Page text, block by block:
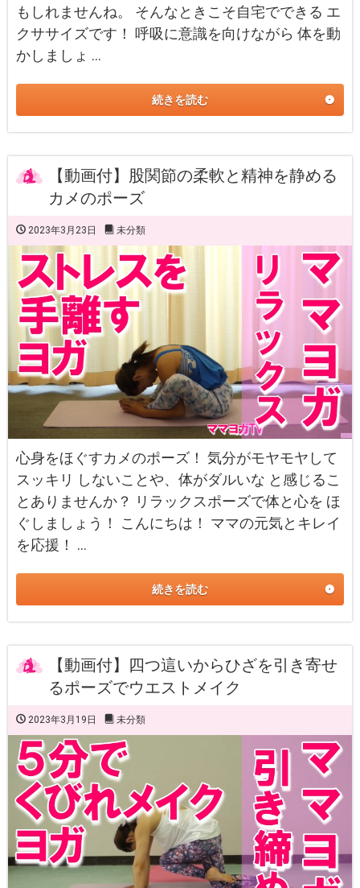
もしれませんね。 そんなときこそ自宅でできる エ
クササイズです！ 呼吸に意識を向けながら 体を動
かしましょ …
続きを読む
【動画付】股関節の柔軟と精神を静める
カメのポーズ
2023年3月23日 未分類
心身をほぐすカメのポーズ！ 気分がモヤモヤして
スッキリ しないことや、体がダルいな と感じるこ
とありませんか？ リラックスポーズで体と心を ほ
ぐしましょう！ こんにちは！ ママの元気とキレイ
を応援！ …
続きを読む
【動画付】四つ這いからひざを引き寄せ
るポーズでウエストメイク
2023年3月19日 未分類